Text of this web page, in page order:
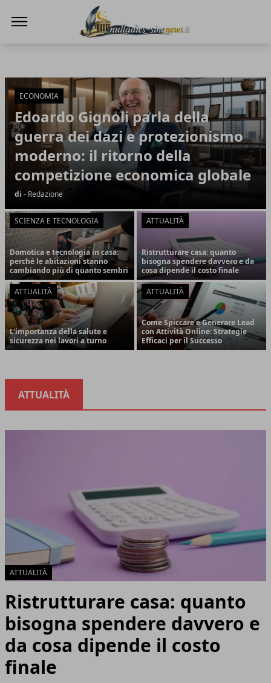
Articoli in Evidenza
ECONOMIA
Edoardo Gignoli parla della
guerra dei dazi e protezionismo
moderno: il ritorno della
competizione economica globale
di - Redazione
SCIENZA E TECNOLOGIA
Domotica e tecnologia in casa:
perché le abitazioni stanno
cambiando più di quanto sembri
ATTUALITÀ
Ristrutturare casa: quanto
bisogna spendere davvero e da
cosa dipende il costo finale
ATTUALITÀ
L'importanza della salute e
sicurezza nei lavori a turno
ATTUALITÀ
Come Spiccare e Generare Lead
con Attività Online: Strategie
Efficaci per il Successo
ATTUALITÀ
ATTUALITÀ
Ristrutturare casa: quanto
bisogna spendere davvero e
da cosa dipende il costo
finale